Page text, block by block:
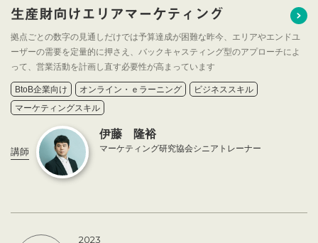
生産財向けエリアマーケティング
拠点ごとの数字の見通しだけでは予算達成が困難な昨今、エリアやエンドユ
ーザーの需要を定量的に押さえ、バックキャスティング型のアプローチによ
って、営業活動を計画し直す必要性が高まっています
BtoB企業向け オンライン・ｅラーニング
ビジネススキル
マーケティングスキル
講師
伊藤 隆裕
マーケティング研究協会シニアトレーナー
2023